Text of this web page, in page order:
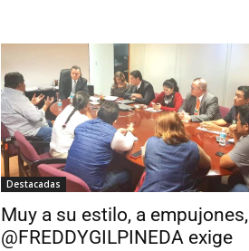
Destacadas
Muy a su estilo, a empujones,
@FREDDYGILPINEDA exige